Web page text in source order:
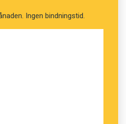
Ingen bindningstid.